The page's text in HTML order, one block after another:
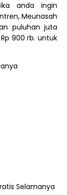
anda ingin
Meunasah
puluhan juta
900 rb. untuk
Selamanya